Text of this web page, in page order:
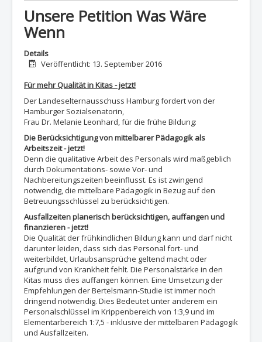
Unsere Petition Was Wäre
Wenn
Details
Veröffentlicht: 13. September 2016
Für mehr Qualität in Kitas - jetzt!
Der Landeselternausschuss Hamburg fordert von der
Hamburger Sozialsenatorin,
Frau Dr. Melanie Leonhard, für die frühe Bildung:
Die Berücksichtigung von mittelbarer Pädagogik als
Arbeitszeit - jetzt!
Denn die qualitative Arbeit des Personals wird maßgeblich
durch Dokumentations- sowie Vor- und
Nachbereitungszeiten beeinflusst. Es ist zwingend
notwendig, die mittelbare Pädagogik in Bezug auf den
Betreuungsschlüssel zu berücksichtigen.
Ausfallzeiten planerisch berücksichtigen, auffangen und
finanzieren - jetzt!
Die Qualität der frühkindlichen Bildung kann und darf nicht
darunter leiden, dass sich das Personal fort- und
weiterbildet, Urlaubsansprüche geltend macht oder
aufgrund von Krankheit fehlt. Die Personalstärke in den
Kitas muss dies auffangen können. Eine Umsetzung der
Empfehlungen der Bertelsmann-Studie ist immer noch
dringend notwendig. Dies Bedeutet unter anderem ein
Personalschlüssel im Krippenbereich von 1:3,9 und im
Elementarbereich 1:7,5 - inklusive der mittelbaren Pädagogik
und Ausfallzeiten.